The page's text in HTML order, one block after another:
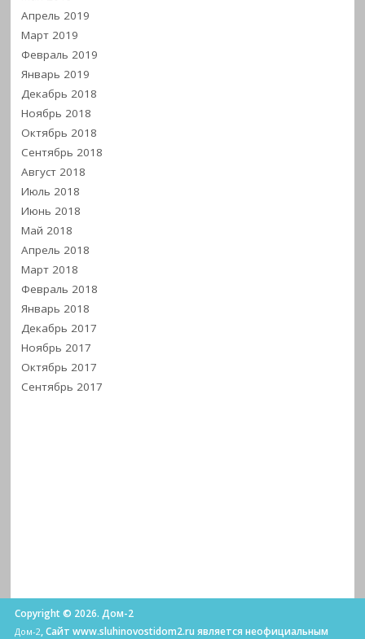
Апрель 2019
Март 2019
Февраль 2019
Январь 2019
Декабрь 2018
Ноябрь 2018
Октябрь 2018
Сентябрь 2018
Август 2018
Июль 2018
Июнь 2018
Май 2018
Апрель 2018
Март 2018
Февраль 2018
Январь 2018
Декабрь 2017
Ноябрь 2017
Октябрь 2017
Сентябрь 2017
Copyright © 2026. Дом-2
Дом-2, Сайт www.sluhinovostidom2.ru является неофициальным